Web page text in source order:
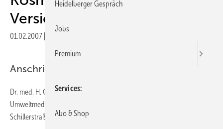
Versicherungsfalls
01.02.2007
Anschrift des Verfassers
Dr. med. H. C. Broding Institut und Poliklinik für Arbeits-, Sozial- und
Umweltmedizin Friedrich-Alexander-Universität Erlangen-Nürnberg
Schillerstraße 25/29 D-91054 Erlangen
Heidelberger Gespräch
Jobs
Premium
Services
Abo & Shop